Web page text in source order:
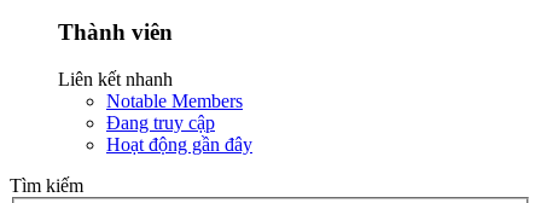
Thành viên
Liên kết nhanh
Notable Members
Đang truy cập
Hoạt động gần đây
Tìm kiếm